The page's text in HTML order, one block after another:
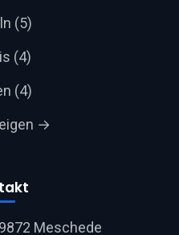
(5)
(4)
(4)
→
Meschede